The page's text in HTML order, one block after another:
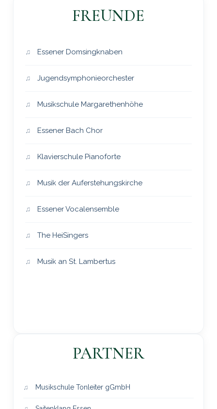
FREUNDE
Essener Domsingknaben
Jugendsymphonieorchester
Musikschule Margarethenhöhe
Essener Bach Chor
Klavierschule Pianoforte
Musik der Auferstehungskirche
Essener Vocalensemble
The HeiSingers
Musik an St. Lambertus
PARTNER
Musikschule Tonleiter gGmbH